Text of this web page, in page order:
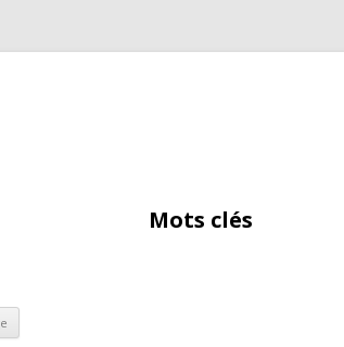
Mots clés